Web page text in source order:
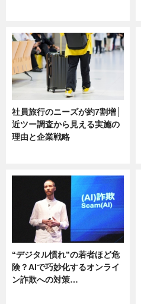
社員旅行のニーズが約7割増│
近ツー調査から見える実施の
理由と企業戦略
“デジタル慣れ”の若者ほど危
険？AIで巧妙化するオンライ
ン詐欺への対策…